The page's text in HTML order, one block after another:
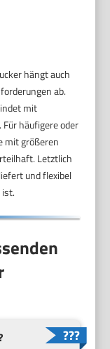
hängt auch
ab.
mit
häufigere oder
mit größeren
Letztlich
und flexibel